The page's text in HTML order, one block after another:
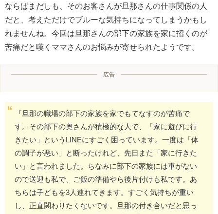
ならばまだしも、そのお客さんが旦那さんの仕事関係の人
だと、考えただけでブルーな気持ちになってしまうかもし
れませんね。今回は旦那さんの部下の家族を家に招くのが
苦痛だと嘆くママさんのお悩みが寄せられたようです。
広告
『旦那の職場の部下の家族を家でもてなすのが苦痛で
す。その部下の奥さんが積極的な人で、「家に遊びに行
きたい」というLINEにすごく困っています。一度は「体
の調子が悪い」と断ったけれど、先日また「家に行きた
い」と言われました。ちなみに部下の家族には車がない
ので送迎も私で、ご飯の準備やら後片付けも私です。あ
ちらは子どもを3人連れてきます。すごく気持ちが重い
し、正直関わりたくないです。旦那の付き合いだと思っ